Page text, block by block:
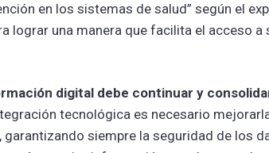
en los sistemas de salud” según el
lograr una manera que facilita el acceso a
digital debe continuar y
tecnológica es necesario
siempre la seguridad de los